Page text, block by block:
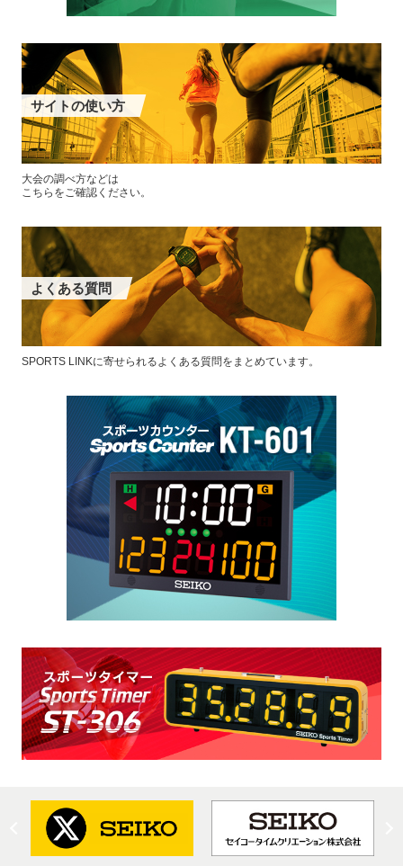
サイトの使い方
大会の調べ方などは
こちらをご確認ください。
よくある質問
SPORTS LINKに寄せられるよくある質問をまとめています。